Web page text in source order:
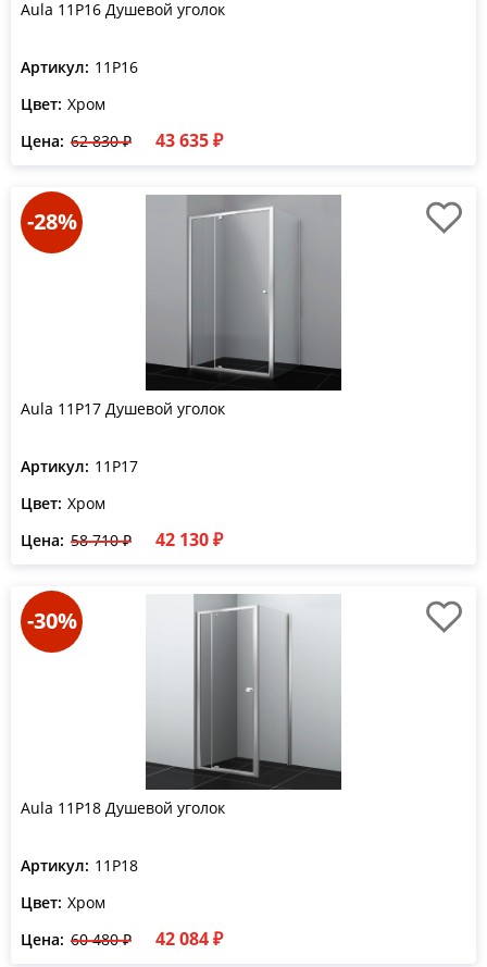
Aula 11P16 Душевой уголок
Артикул: 11P16
Цвет: Хром
Цена: 62 830 ₽ 43 635 ₽
-28%
Aula 11P17 Душевой уголок
Артикул: 11P17
Цвет: Хром
Цена: 58 710 ₽ 42 130 ₽
-30%
Aula 11P18 Душевой уголок
Артикул: 11P18
Цвет: Хром
Цена: 60 480 ₽ 42 084 ₽